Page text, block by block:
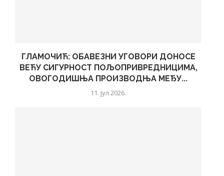
ГЛАМОЧИЋ: ОБАВЕЗНИ УГОВОРИ ДОНОСЕ
ВЕЋУ СИГУРНОСТ ПОЉОПРИВРЕДНИЦИМА,
ОВОГОДИШЊА ПРОИЗВОДЊА МЕЂУ...
11. јул 2026.